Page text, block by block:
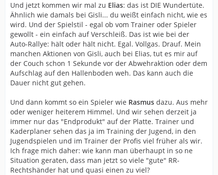
Und jetzt kommen wir mal zu Elias: das ist DIE Wundertüte.
Ähnlich wie damals bei Gisli... du weißt einfach nicht, wie es
wird. Und der Spielstil - egal ob vom Trainer oder Spieler
gewollt - ein einfach auf Verschleiß. Das ist wie bei der
Auto-Rallye: hält oder hält nicht. Egal. Vollgas. Drauf. Mein
manchen Aktionen von Gisli, auch bei Elias, tut es mir auf
der Couch schon 1 Sekunde vor der Abwehraktion oder dem
Aufschlag auf den Hallenboden weh. Das kann auch die
Dauer nicht gut gehen.
Und dann kommt so ein Spieler wie Rasmus dazu. Aus mehr
oder weniger heiterem Himmel. Und wir sehen derzeit ja
immer nur das "Endprodukt" auf der Platte. Trainer und
Kaderplaner sehen das ja im Training der Jugend, in den
Jugendspielen und im Trainer der Profis viel früher als wir.
Ich frage mich daher: wie kann man überhaupt in so ne
Situation geraten, dass man jetzt so viele "gute" RR-
Rechtshänder hat und quasi einen zu viel?